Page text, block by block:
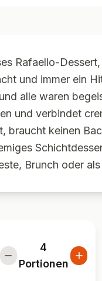
Rafaello-
und immer ein
alle waren
und verbindet
braucht keinen
Brunch oder
4
Portionen